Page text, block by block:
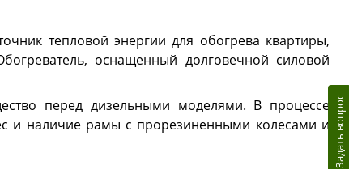
тепловой энергии для обогрева квартиры,
оснащенный долговечной силовой
перед дизельными моделями. В процессе
и наличие рамы с прорезиненными колесами и Задать вопрос